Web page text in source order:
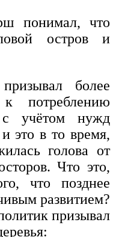
понимал, что
остров и
более
потреблению
с учётом нужд
это в то время,
голова от
Что это,
что позднее
развитием?
призывал